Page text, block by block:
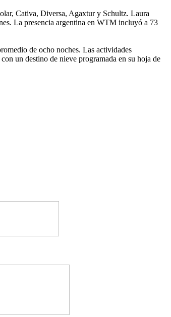
Cativa, Diversa, Agaxtur y Schultz. Laura
La presencia argentina en WTM incluyó a 73
de ocho noches. Las actividades
un destino de nieve programada en su hoja de